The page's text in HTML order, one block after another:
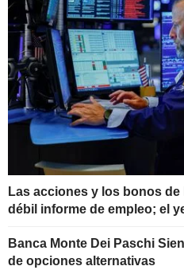
Las acciones y los bonos
débil informe de empleo; el
Banca Monte Dei Paschi
de opciones alternativas